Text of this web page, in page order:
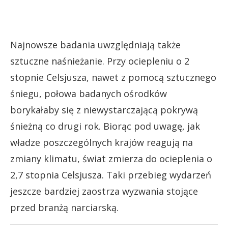
Najnowsze badania uwzględniają także
sztuczne naśnieżanie. Przy ociepleniu o 2
stopnie Celsjusza, nawet z pomocą sztucznego
śniegu, połowa badanych ośrodków
borykałaby się z niewystarczającą pokrywą
śnieżną co drugi rok. Biorąc pod uwagę, jak
władze poszczególnych krajów reagują na
zmiany klimatu, świat zmierza do ocieplenia o
2,7 stopnia Celsjusza. Taki przebieg wydarzeń
jeszcze bardziej zaostrza wyzwania stojące
przed branżą narciarską.